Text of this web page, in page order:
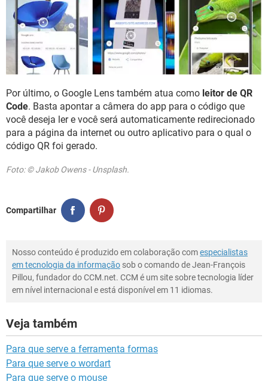
Por último, o Google Lens também atua como leitor de QR
Code. Basta apontar a câmera do app para o código que
você deseja ler e você será automaticamente redirecionado
para a página da internet ou outro aplicativo para o qual o
código QR foi gerado.
Foto: © Jakob Owens - Unsplash.
Compartilhar
Nosso conteúdo é produzido em colaboração comespecialistas
em tecnologia da informação sob o comando de Jean-François
Pillou, fundador do CCM.net. CCM é um site sobre tecnologia líder
em nível internacional e está disponível em 11 idiomas.
Veja também
Para que serve a ferramenta formas
Para que serve o wordart
Para que serve o mouse